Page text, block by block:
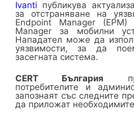
Ivanti публикува
за отстраняване на
Endpoint Manager
Manager за мобилни
Нападател може да
уязвимости, за да
засегната система.
CERT България
потребителите и
запознаят със следните
да приложат